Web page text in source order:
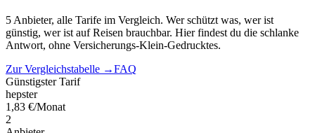
5 Anbieter, alle Tarife im Vergleich. Wer schützt was, wer ist
günstig, wer ist auf Reisen brauchbar. Hier findest du die schlanke
Antwort, ohne Versicherungs-Klein-Gedrucktes.
Zur Vergleichstabelle →FAQ
Günstigster Tarif
hepster
1,83 €/Monat
2